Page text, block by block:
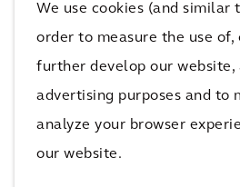
We use cookies (and similar
order to measure the use of,
further develop our website,
advertising purposes and to
analyze your browser
our website.
genuanceerd, net
oplossingen die
ontwikkeld om
verontreinigingen
Het is een
waarin we een breed